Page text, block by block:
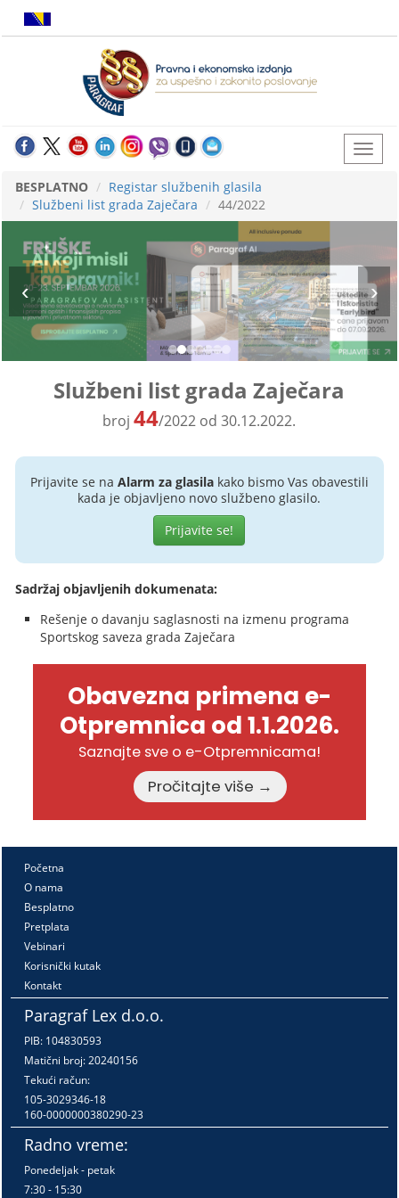
BESPLATNO
Registar službenih glasila
Službeni list grada Zaječara
44/2022
Službeni list grada Zaječara
broj44/2022 od 30.12.2022.
Prijavite se na Alarm za glasilakako bismo Vas obavestili
kada je objavljeno novo službeno glasilo.
Prijavite se!
Sadržaj objavljenih dokumenata:
Rešenje o davanju saglasnosti na izmenu programa
Sportskog saveza grada Zaječara
Obavezna primena e-
Otpremnica od 1.1.2026.
Saznajte sve o e-Otpremnicama!
Pročitajte više →
Početna
O nama
Besplatno
Pretplata
Vebinari
Korisnički kutak
Kontakt
Paragraf Lex d.o.o.
PIB: 104830593
Matični broj: 20240156
Tekući račun:
105-3029346-18
160-0000000380290-23
Radno vreme:
Ponedeljak - petak
7:30 - 15:30